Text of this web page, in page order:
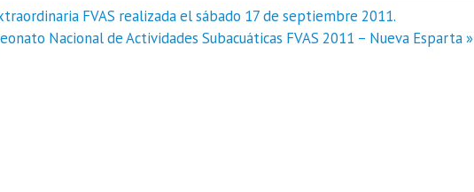
FVAS realizada el sábado 17 de septiembre 2011.
Nacional de Actividades Subacuáticas FVAS 2011 – Nueva Esparta »